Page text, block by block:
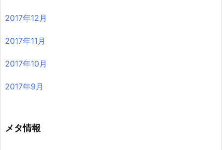
2017年12月
2017年11月
2017年10月
2017年9月
メタ情報